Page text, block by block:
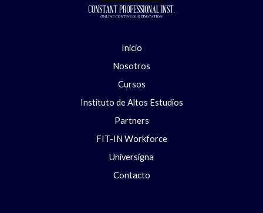
Inicio
Nosotros
Cursos
Instituto de Altos Estudios
Partners
FIT-IN Workforce
Universigna
Contacto